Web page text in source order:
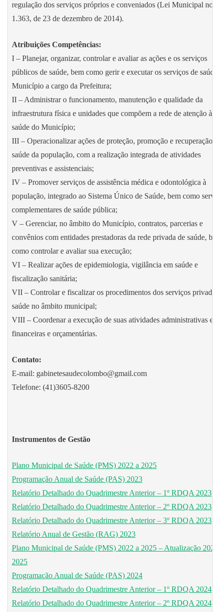
regulação dos serviços próprios e conveniados (Lei Municipal no
1.363, de 23 de dezembro de 2014).
Atribuições Competências:
I – Planejar, organizar, controlar e avaliar as ações e os serviços
públicos de saúde, bem como gerir e executar os serviços de saúde
Município a cargo da Prefeitura;
II – Administrar o funcionamento, manutenção e qualidade da
infraestrutura física e unidades que compõem a rede de atenção à
saúde do Município;
III – Operacionalizar ações de proteção, promoção e recuperação
saúde da população, com a realização integrada de atividades
preventivas e assistenciais;
IV – Promover serviços de assistência médica e odontológica à
população, integrado ao Sistema Único de Saúde, bem como
complementares de saúde pública;
V – Gerenciar, no âmbito do Município, contratos, parcerias e
convênios com entidades prestadoras da rede privada de saúde,
como controlar e avaliar sua execução;
VI – Realizar ações de epidemiologia, vigilância em saúde e
fiscalização sanitária;
VII – Controlar e fiscalizar os procedimentos dos serviços
saúde no âmbito municipal;
VIII – Coordenar a execução de suas atividades administrativas e
financeiras e orçamentárias.
Contato:
E-mail: gabinetesaudecolombo@gmail.com
Telefone: (41)3605-8200
Instrumentos de Gestão
Plano Municipal de Saúde (PMS) 2022 a 2025
Programação Anual de Saúde (PAS) 2023
Relatório Detalhado do Quadrimestre Anterior – 1º RDQA 2023
Relatório Detalhado do Quadrimestre Anterior – 2º RDQA 2023
Relatório Detalhado do Quadrimestre Anterior – 3º RDQA 2023
Relatório Anual de Gestão (RAG) 2023
Plano Municipal de Saúde (PMS) 2022 a 2025 – Atualização 2024
2025
Programação Anual de Saúde (PAS) 2024
Relatório Detalhado do Quadrimestre Anterior – 1º RDQA 2024
Relatório Detalhado do Quadrimestre Anterior – 2º RDQA 2024